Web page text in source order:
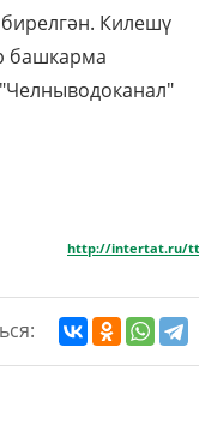
Килешү
башкарма
http://intertat.ru/tt